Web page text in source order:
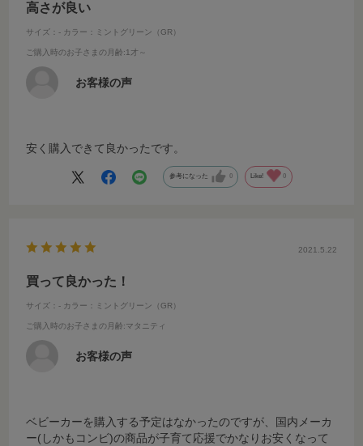
高さが良い
サイズ：- カラー：ミントグリーン（GR）
ご購入時のお子さまの月齢:1才～
お客様の声
安く購入できて良かったです。
参考になった 0 Like! 0
2021.5.22
買って良かった！
サイズ：- カラー：ミントグリーン（GR）
ご購入時のお子さまの月齢:マタニティ
お客様の声
ベビーカーを購入する予定はなかったのですが、国内メーカ
ー(しかもコンビ)の商品が子育て応援でかなりお安くなって